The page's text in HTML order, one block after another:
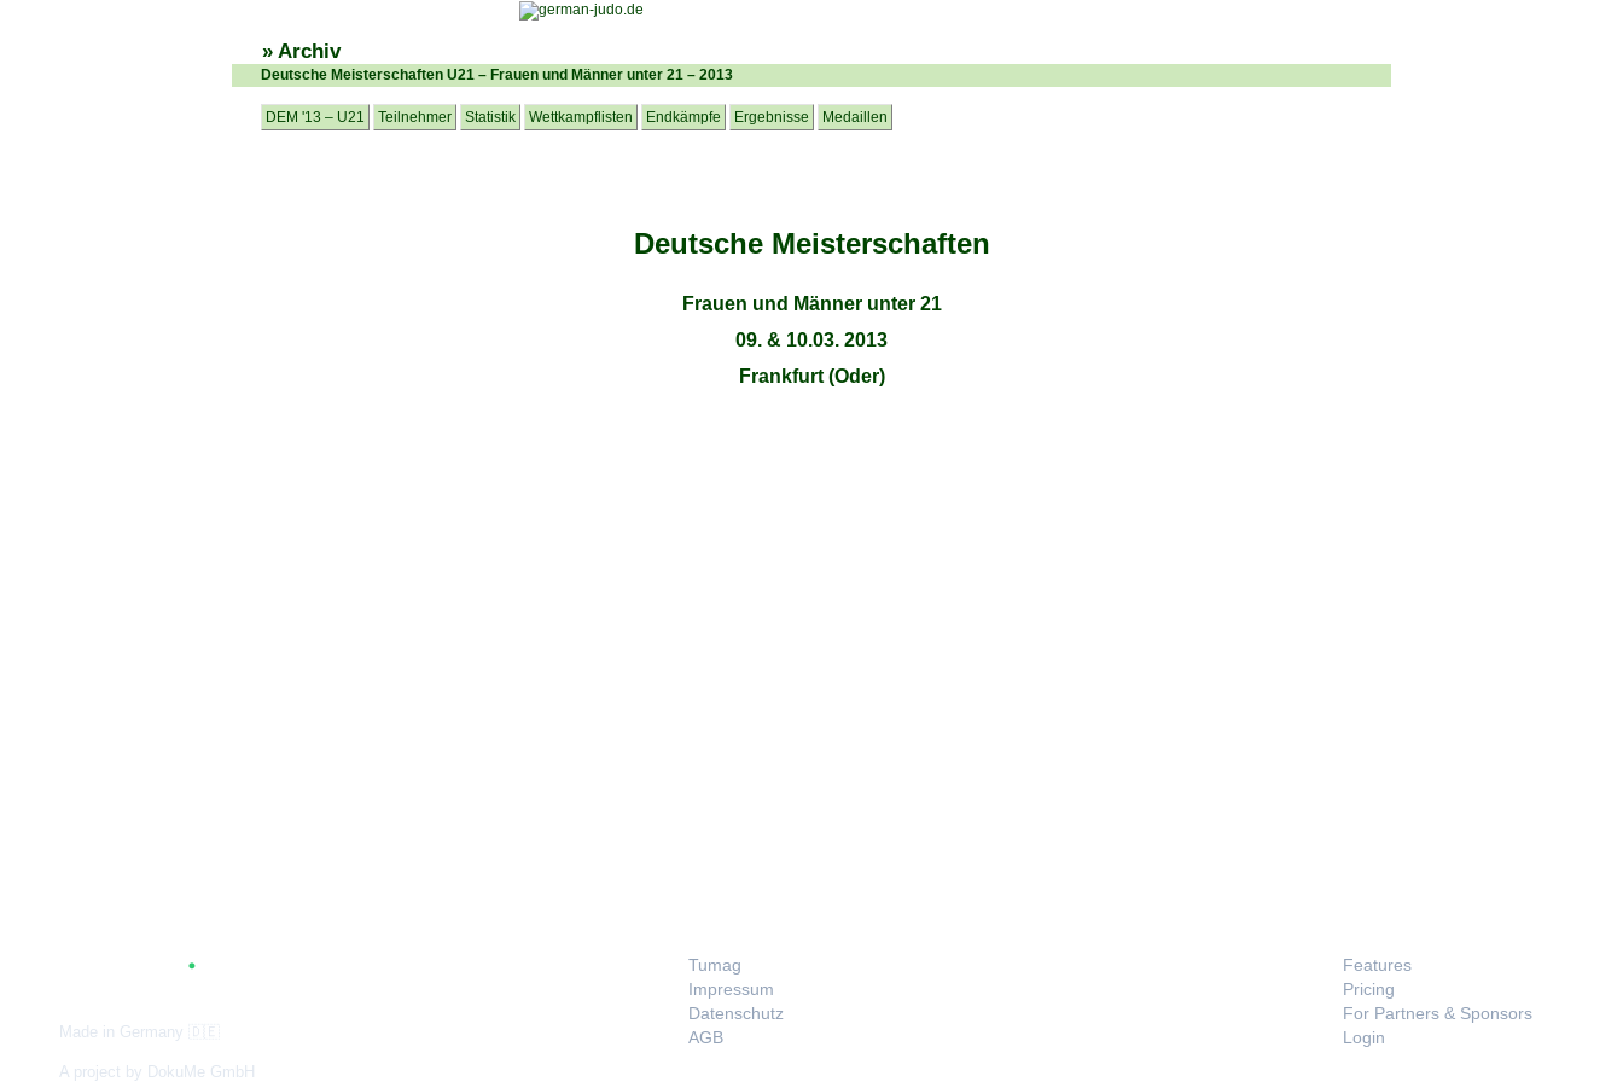
» Archiv
Deutsche Meisterschaften U21 – Frauen und Männer unter 21 – 2013
DEM '13 – U21 Teilnehmer Statistik Wettkampflisten Endkämpfe Ergebnisse Medaillen
Deutsche Meisterschaften
Frauen und Männer unter 21
09. & 10.03. 2013
Frankfurt (Oder)
.
Made in Germany 🇩🇪
A project by DokuMe GmbH
Tumag
Impressum
Datenschutz
AGB
Features
Pricing
For Partners & Sponsors
Login